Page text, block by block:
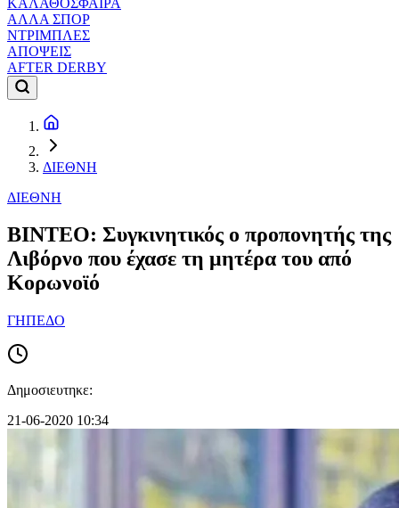
ΑΛΛΑ ΣΠΟΡ
ΝΤΡΙΜΠΛΕΣ
ΑΠΟΨΕΙΣ
AFTER DERBY
ΔΙΕΘΝΗ
ΔΙΕΘΝΗ
ΒΙΝΤΕΟ: Συγκινητικός ο προπονητής της
Λιβόρνο που έχασε τη μητέρα του από
Κορωνοϊό
ΓΗΠΕΔΟ
Δημοσιευτηκε:
21-06-2020 10:34